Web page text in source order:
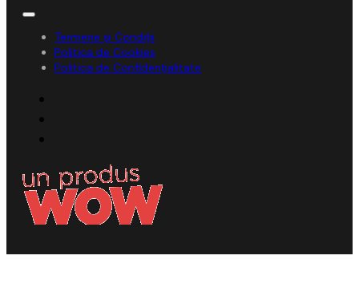
Termene și Condiții
Politica de Cookies
Politica de Confidențialitate